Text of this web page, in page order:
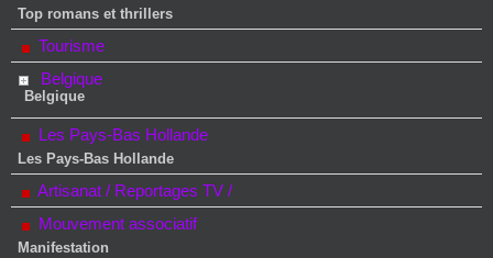
Top romans et thrillers
Tourisme
Belgique
Belgique
Les Pays-Bas Hollande
Les Pays-Bas Hollande
Artisanat / Reportages TV /
Mouvement associatif
Manifestation